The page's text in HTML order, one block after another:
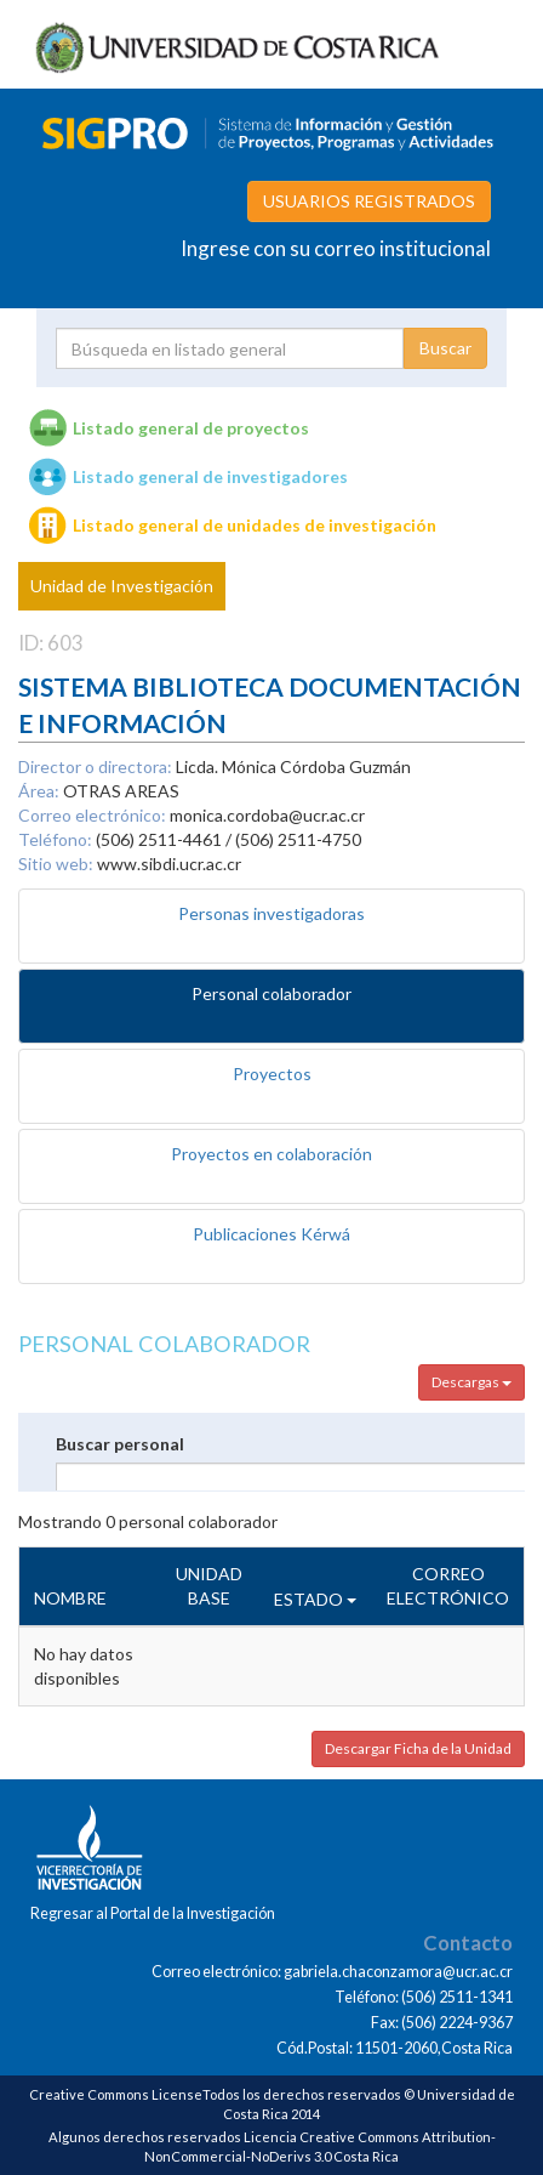
USUARIOS REGISTRADOS
Ingrese con su correo institucional
Unidades de investigación
Listado general de proyectos
Listado general de investigadores
Listado general de unidades de investigación
Unidad de Investigación
ID: 603
SISTEMA BIBLIOTECA DOCUMENTACIÓN
E INFORMACIÓN
Director o directora: Licda. Mónica Córdoba Guzmán
Área: OTRAS AREAS
Correo electrónico: monica.cordoba@ucr.ac.cr
Teléfono: (506) 2511-4461 / (506) 2511-4750
Sitio web: www.sibdi.ucr.ac.cr
Personas investigadoras
Personal colaborador
Proyectos
Proyectos en colaboración
Publicaciones Kérwá
PERSONAL COLABORADOR
Descargas
Buscar personal
Mostrando 0personal colaborador
NOMBRE
UNIDAD
BASE
ESTADO
CORREO
ELECTRÓNICO
No hay datos
disponibles
Descargar Ficha de la Unidad
Regresar al Portal de la Investigación
Contacto
Correo electrónico: gabriela.chaconzamora@ucr.ac.cr
Teléfono: (506) 2511-1341
Fax: (506) 2224-9367
Cód.Postal: 11501-2060,Costa Rica
Creative Commons LicenseTodos los derechos reservados © Universidad de
Costa Rica 2014
Algunos derechos reservados Licencia Creative Commons Attribution-
NonCommercial-NoDerivs 3.0 Costa Rica